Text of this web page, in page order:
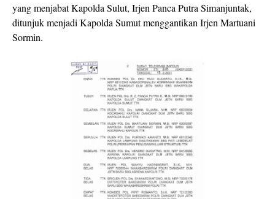
yang menjabat Kapolda Sulut, Irjen Panca Putra Simanjuntak,
ditunjuk menjadi Kapolda Sumut menggantikan Irjen Martuani
Sormin.